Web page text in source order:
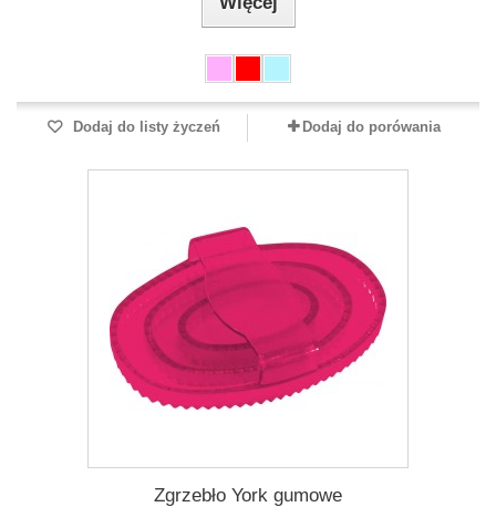
Dodaj do listy życzeń Dodaj do porówania
Zgrzebło York gumowe